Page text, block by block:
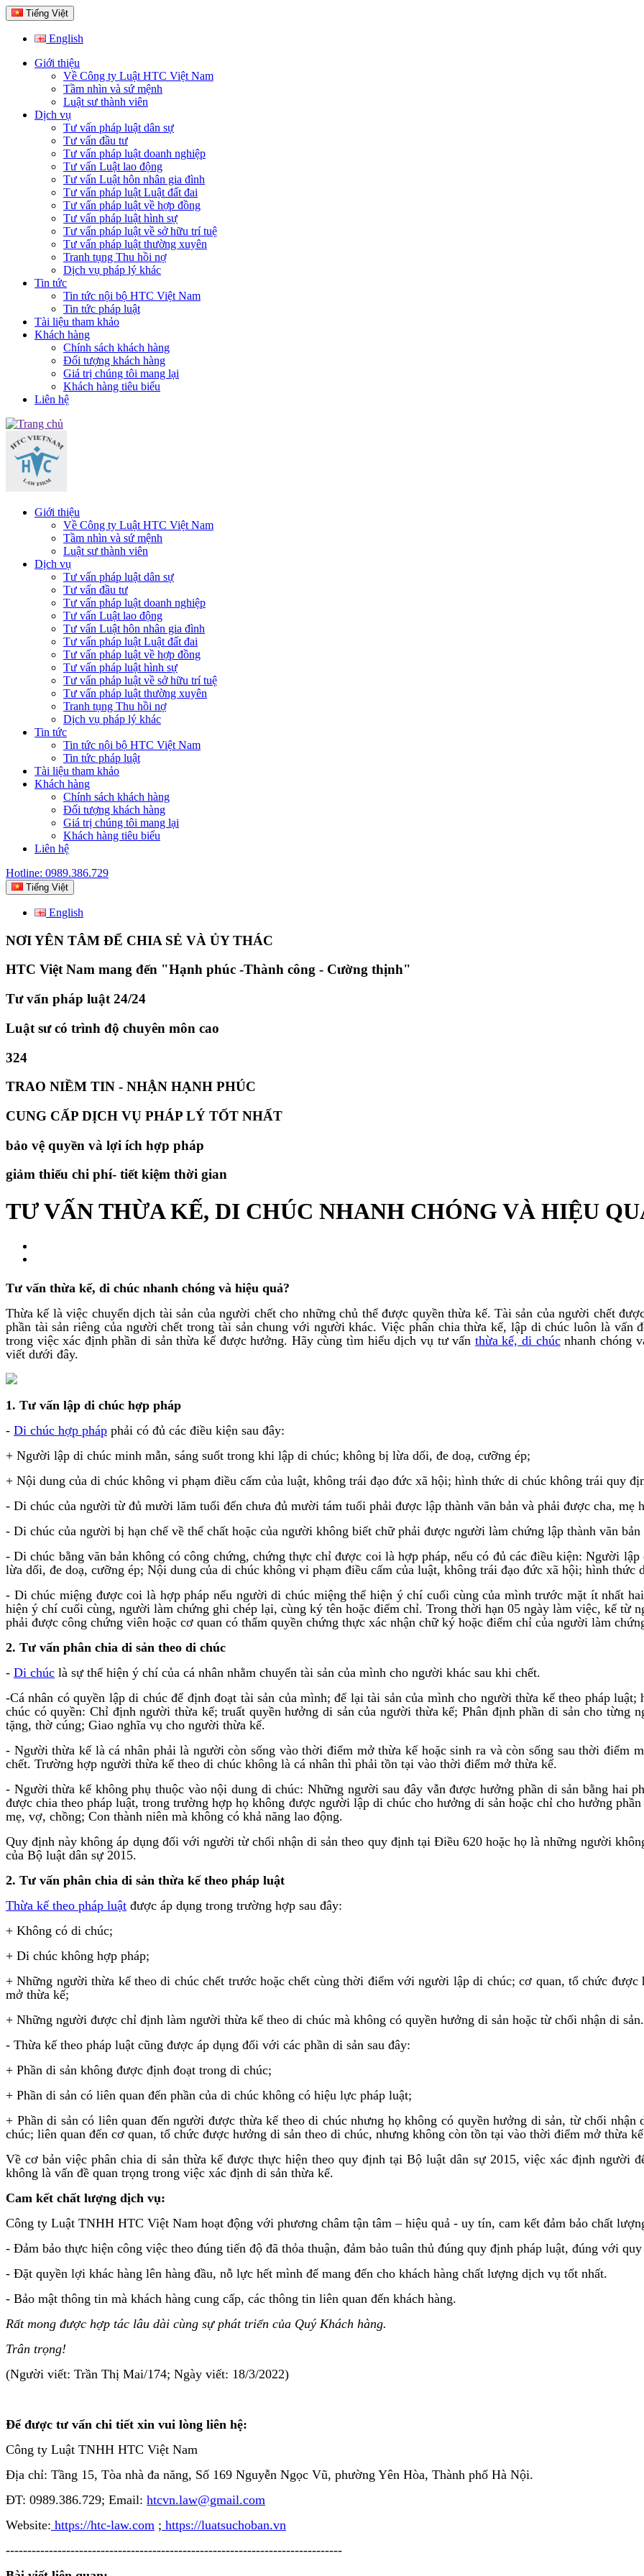
Tiếng Việt
English
Giới thiệu
Về Công ty Luật HTC Việt Nam
Tầm nhìn và sứ mệnh
Luật sư thành viên
Dịch vụ
Tư vấn pháp luật dân sự
Tư vấn đầu tư
Tư vấn pháp luật doanh nghiệp
Tư vấn Luật lao động
Tư vấn Luật hôn nhân gia đình
Tư vấn pháp luật Luật đất đai
Tư vấn pháp luật về hợp đồng
Tư vấn pháp luật hình sự
Tư vấn pháp luật về sở hữu trí tuệ
Tư vấn pháp luật thường xuyên
Tranh tụng Thu hồi nợ
Dịch vụ pháp lý khác
Tin tức
Tin tức nội bộ HTC Việt Nam
Tin tức pháp luật
Tài liệu tham khảo
Khách hàng
Chính sách khách hàng
Đối tượng khách hàng
Giá trị chúng tôi mang lại
Khách hàng tiêu biểu
Liên hệ
Giới thiệu
Về Công ty Luật HTC Việt Nam
Tầm nhìn và sứ mệnh
Luật sư thành viên
Dịch vụ
Tư vấn pháp luật dân sự
Tư vấn đầu tư
Tư vấn pháp luật doanh nghiệp
Tư vấn Luật lao động
Tư vấn Luật hôn nhân gia đình
Tư vấn pháp luật Luật đất đai
Tư vấn pháp luật về hợp đồng
Tư vấn pháp luật hình sự
Tư vấn pháp luật về sở hữu trí tuệ
Tư vấn pháp luật thường xuyên
Tranh tụng Thu hồi nợ
Dịch vụ pháp lý khác
Tin tức
Tin tức nội bộ HTC Việt Nam
Tin tức pháp luật
Tài liệu tham khảo
Khách hàng
Chính sách khách hàng
Đối tượng khách hàng
Giá trị chúng tôi mang lại
Khách hàng tiêu biểu
Liên hệ
Hotline: 0989.386.729
Tiếng Việt
English
NƠI YÊN TÂM ĐỂ CHIA SẺ VÀ ỦY THÁC
HTC Việt Nam mang đến "Hạnh phúc -Thành công - Cường thịnh"
Tư vấn pháp luật 24/24
Luật sư có trình độ chuyên môn cao
324
TRAO NIỀM TIN - NHẬN HẠNH PHÚC
CUNG CẤP DỊCH VỤ PHÁP LÝ TỐT NHẤT
bảo vệ quyền và lợi ích hợp pháp
giảm thiếu chi phí- tiết kiệm thời gian
TƯ VẤN THỪA KẾ, DI CHÚC NHANH CHÓNG VÀ HIỆU
Tư vấn thừa kế, di chúc nhanh chóng và hiệu quả?
Thừa kế là việc chuyển dịch tài sản của người chết cho những chủ thể được quyền thừa kế. Tài sản của người chết
phần tài sản riêng của người chết trong tài sản chung với người khác. Việc phân chia thừa kế, lập di chúc luôn là
trong việc xác định phần di sản thừa kế được hưởng. Hãy cùng tìm hiểu dịch vụ tư vấn thừa kế, di chúcnhanh chóng
viết dưới đây.
1. Tư vấn lập di chúc hợp pháp
- Di chúc hợp pháp phải có đủ các điều kiện sau đây:
+ Người lập di chúc minh mẫn, sáng suốt trong khi lập di chúc; không bị lừa dối, đe doạ, cưỡng ép;
+ Nội dung của di chúc không vi phạm điều cấm của luật, không trái đạo đức xã hội; hình thức di chúc không trái quy
- Di chúc của người từ đủ mười lăm tuổi đến chưa đủ mười tám tuổi phải được lập thành văn bản và phải được cha, mẹ
- Di chúc của người bị hạn chế về thể chất hoặc của người không biết chữ phải được người làm chứng lập thành văn
- Di chúc bằng văn bản không có công chứng, chứng thực chỉ được coi là hợp pháp, nếu có đủ các điều kiện: Người
lừa dối, đe doạ, cưỡng ép; Nội dung của di chúc không vi phạm điều cấm của luật, không trái đạo đức xã hội; hình thức
- Di chúc miệng được coi là hợp pháp nếu người di chúc miệng thể hiện ý chí cuối cùng của mình trước mặt ít nhất
hiện ý chí cuối cùng, người làm chứng ghi chép lại, cùng ký tên hoặc điểm chỉ. Trong thời hạn 05 ngày làm việc, kể từ
phải được công chứng viên hoặc cơ quan có thẩm quyền chứng thực xác nhận chữ ký hoặc điểm chỉ của người làm
2. Tư vấn phân chia di sản theo di chúc
- Di chúc là sự thể hiện ý chí của cá nhân nhằm chuyển tài sản của mình cho người khác sau khi chết.
-Cá nhân có quyền lập di chúc để định đoạt tài sản của mình; để lại tài sản của mình cho người thừa kế theo pháp
chúc có quyền: Chỉ định người thừa kế; truất quyền hưởng di sản của người thừa kế; Phân định phần di sản cho từng
tặng, thờ cúng; Giao nghĩa vụ cho người thừa kế.
- Người thừa kế là cá nhân phải là người còn sống vào thời điểm mở thừa kế hoặc sinh ra và còn sống sau thời điểm
chết. Trường hợp người thừa kế theo di chúc không là cá nhân thì phải tồn tại vào thời điểm mở thừa kế.
- Người thừa kế không phụ thuộc vào nội dung di chúc: Những người sau đây vẫn được hưởng phần di sản bằng hai
được chia theo pháp luật, trong trường hợp họ không được người lập di chúc cho hưởng di sản hoặc chỉ cho hưởng
mẹ, vợ, chồng; Con thành niên mà không có khả năng lao động.
Quy định này không áp dụng đối với người từ chối nhận di sản theo quy định tại Điều 620 hoặc họ là những người
của Bộ luật dân sự 2015.
2. Tư vấn phân chia di sản thừa kế theo pháp luật
Thừa kế theo pháp luật được áp dụng trong trường hợp sau đây:
+ Không có di chúc;
+ Di chúc không hợp pháp;
+ Những người thừa kế theo di chúc chết trước hoặc chết cùng thời điểm với người lập di chúc; cơ quan, tổ chức
mở thừa kế;
+ Những người được chỉ định làm người thừa kế theo di chúc mà không có quyền hưởng di sản hoặc từ chối nhận di sản.
- Thừa kế theo pháp luật cũng được áp dụng đối với các phần di sản sau đây:
+ Phần di sản không được định đoạt trong di chúc;
+ Phần di sản có liên quan đến phần của di chúc không có hiệu lực pháp luật;
+ Phần di sản có liên quan đến người được thừa kế theo di chúc nhưng họ không có quyền hưởng di sản, từ chối
chúc; liên quan đến cơ quan, tổ chức được hưởng di sản theo di chúc, nhưng không còn tồn tại vào thời điểm mở thừa
Về cơ bản việc phân chia di sản thừa kế được thực hiện theo quy định tại Bộ luật dân sự 2015, việc xác định người
không là vấn đề quan trọng trong việc xác định di sản thừa kế.
Cam kết chất lượng dịch vụ:
Công ty Luật TNHH HTC Việt Nam hoạt động với phương châm tận tâm – hiệu quả - uy tín, cam kết đảm bảo chất
- Đảm bảo thực hiện công việc theo đúng tiến độ đã thỏa thuận, đảm bảo tuân thủ đúng quy định pháp luật, đúng với
- Đặt quyền lợi khác hàng lên hàng đầu, nỗ lực hết mình để mang đến cho khách hàng chất lượng dịch vụ tốt nhất.
- Bảo mật thông tin mà khách hàng cung cấp, các thông tin liên quan đến khách hàng.
Rất mong được hợp tác lâu dài cùng sự phát triển của Quý Khách hàng.
Trân trọng!
(Người viết: Trần Thị Mai/174; Ngày viết: 18/3/2022)
Để được tư vấn chi tiết xin vui lòng liên hệ:
Công ty Luật TNHH HTC Việt Nam
Địa chỉ: Tầng 15, Tòa nhà đa năng, Số 169 Nguyễn Ngọc Vũ, phường Yên Hòa, Thành phố Hà Nội.
ĐT: 0989.386.729; Email: htcvn.law@gmail.com
Website: https://htc-law.com ; https://luatsuchoban.vn
------------------------------------------------------------------------------